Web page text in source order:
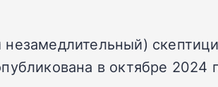
в октябре 2024